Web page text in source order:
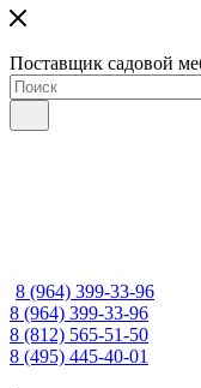
Поставщик садовой
8 (964) 399-33-96
8 (964) 399-33-96
8 (812) 565-51-50
8 (495) 445-40-01